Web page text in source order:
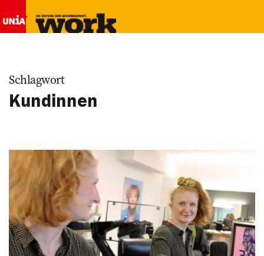
Schlagwort
Kundinnen